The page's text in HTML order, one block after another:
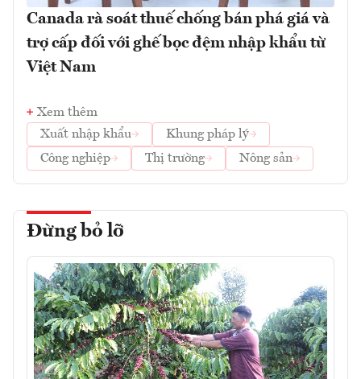
Canada rà soát thuế chống bán phá giá và
trợ cấp đối với ghế bọc đệm nhập khẩu từ
Việt Nam
Xem thêm
Xuất nhập khẩu
Khung pháp lý
Công nghiệp
Thị trường Nông sản
Đừng bỏ lỡ